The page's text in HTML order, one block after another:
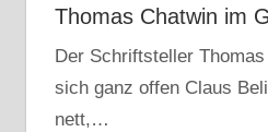
Thomas Chatwin im
Der Schriftsteller
sich ganz offen Claus
nett,…